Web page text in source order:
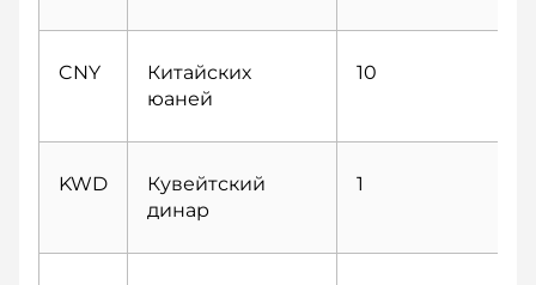
CNY
Китайских
юаней
10
KWD
Кувейтский
динар
1